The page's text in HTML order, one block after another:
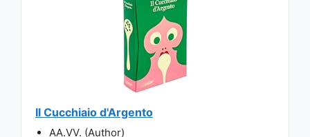
Il Cucchiaio d'Argento
AA.VV. (Author)